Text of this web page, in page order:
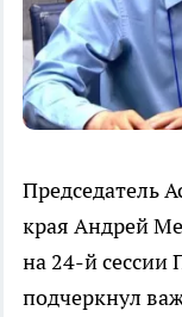
Председатель
края Андрей
на 24-й
подчеркнул